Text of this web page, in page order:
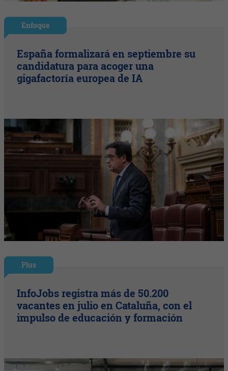
Enfoque
España formalizará en septiembre su
candidatura para acoger una
gigafactoría europea de IA
Plus
InfoJobs registra más de 50.200
vacantes en julio en Cataluña, con el
impulso de educación y formación